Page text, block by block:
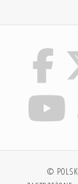
©